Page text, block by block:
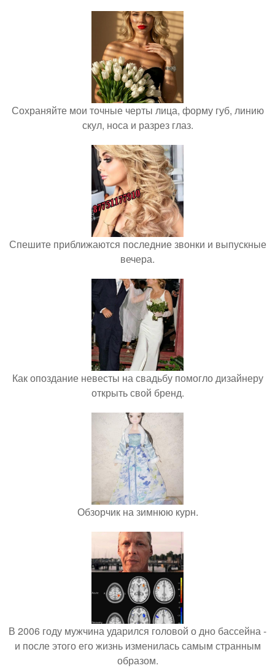
Сохраняйте мои точные черты лица, форму губ, линию
скул, носа и разрез глаз.
Спешите приближаются последние звонки и выпускные
вечера.
Как опоздание невесты на свадьбу помогло дизайнеру
открыть свой бренд.
Обзорчик на зимнюю курн.
В 2006 году мужчина ударился головой о дно бассейна -
и после этого его жизнь изменилась самым странным
образом.